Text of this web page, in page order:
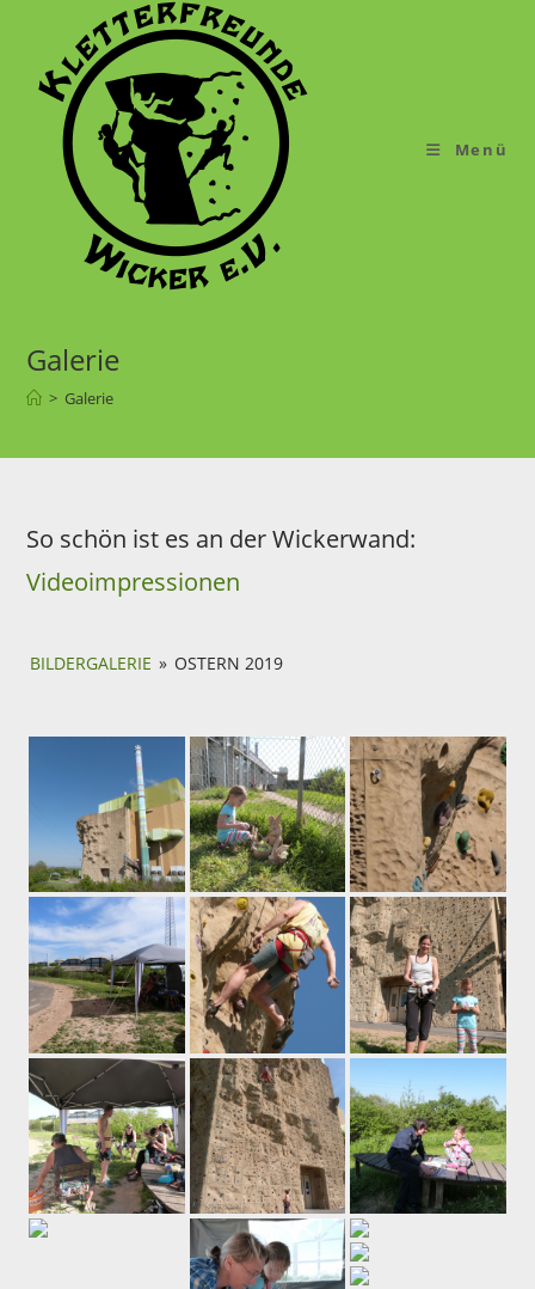
Menü
Galerie
> Galerie
So schön ist es an der Wickerwand:
Videoimpressionen
BILDERGALERIE » OSTERN 2019